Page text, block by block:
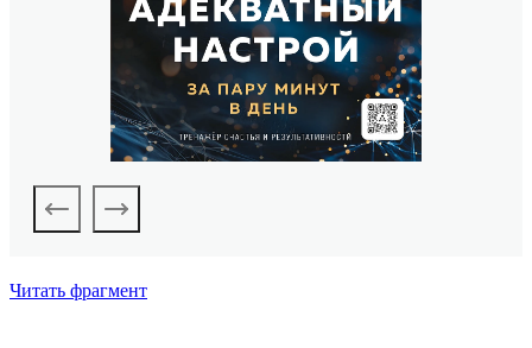
Читать фрагмент